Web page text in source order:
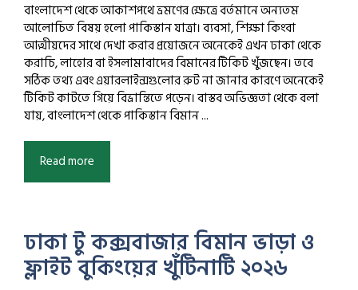
বাংলাদেশ থেকে আকাশপথে ভ্রমণের ক্ষেত্রে বর্তমানে অন্যতম
আলোচিত বিষয় হলো পাকিস্তান যাত্রা। ব্যবসা, শিক্ষা কিংবা
আত্মীয়দের সাথে দেখা করার প্রয়োজনে অনেকেই এখন ঢাকা থেকে
করাচি, লাহোর বা ইসলামাবাদের বিমানের টিকিট খুঁজছেন। তবে
সঠিক তথ্য এবং এয়ারলাইন্সগুলোর রুট না জানার কারণে অনেকেই
টিকিট কাটতে গিয়ে বিভ্রান্তিতে পড়েন। বাস্তব অভিজ্ঞতা থেকে বলা
যায়, বাংলাদেশ থেকে পাকিস্তান বিমান ...
Read more
ঢাকা টু কক্সবাজার বিমান ভাড়া ও
ফ্লাইট বুকিংয়ের খুঁটিনাটি ২০২৬